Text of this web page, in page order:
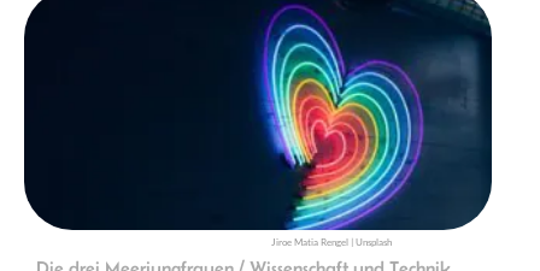
Jiroe Matia Rengel | Unsplash